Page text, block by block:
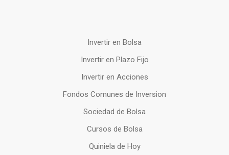
Invertir en Bolsa
Invertir en Plazo Fijo
Invertir en Acciones
Fondos Comunes de Inversion
Sociedad de Bolsa
Cursos de Bolsa
Quiniela de Hoy